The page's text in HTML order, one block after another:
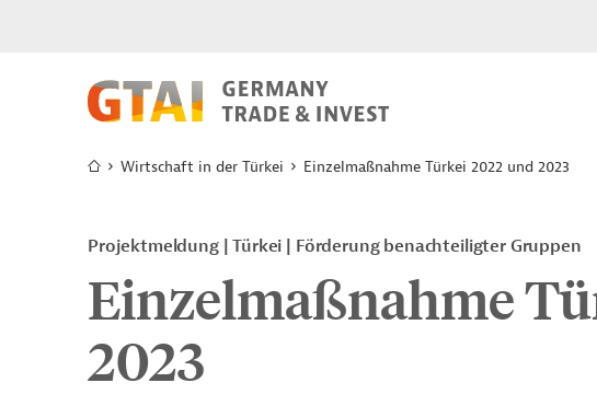
Wirtschaft in der Türkei Einzelmaßnahme Türkei 2022 und 2023
Projektmeldung Türkei Förderung benachteiligter Gruppen
Einzelmaßnahme
2023